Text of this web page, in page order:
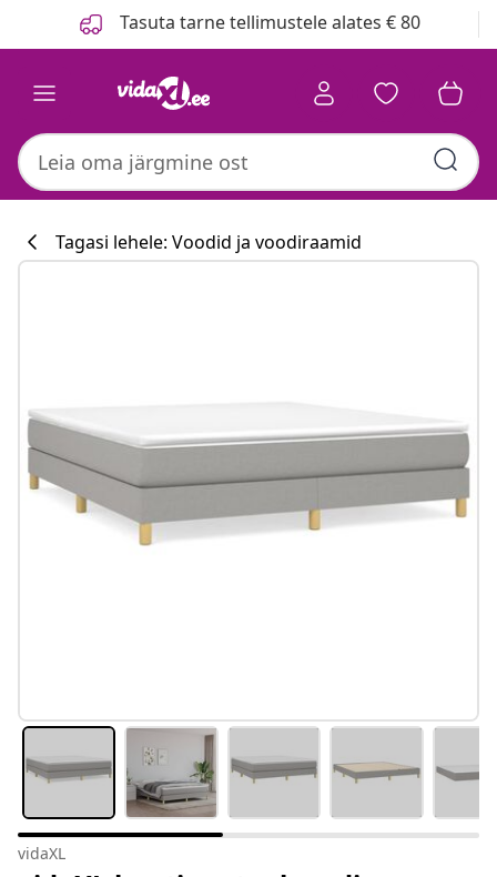
Tasuta tarne tellimustele alates € 80
Tagasi lehele: Voodid ja voodiraamid
vidaXL